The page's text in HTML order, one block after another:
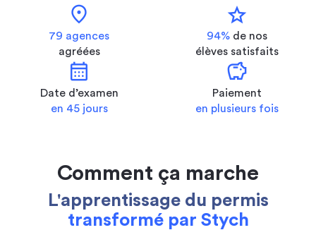
location_on
79 agences
agréées
star
94% de nos
élèves satisfaits
calendar_month
Date d’examen
en 45 jours
savings
Paiement
en plusieurs fois
Comment ça marche
L'apprentissage du permis
transformé par Stych